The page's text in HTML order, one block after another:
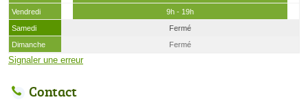
Vendredi
9h - 19h
Samedi
Fermé
Dimanche
Fermé
Signaler une erreur
Contact